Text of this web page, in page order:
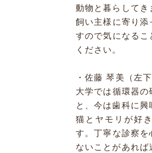
動物と暮らしてき
飼い主様に寄り添
すので気になるこ
ください。
・佐藤 琴美（左下
大学では循環器
と、今は歯科に興
猫とヤモリが好
す。丁寧な診察を
ないことがあれば